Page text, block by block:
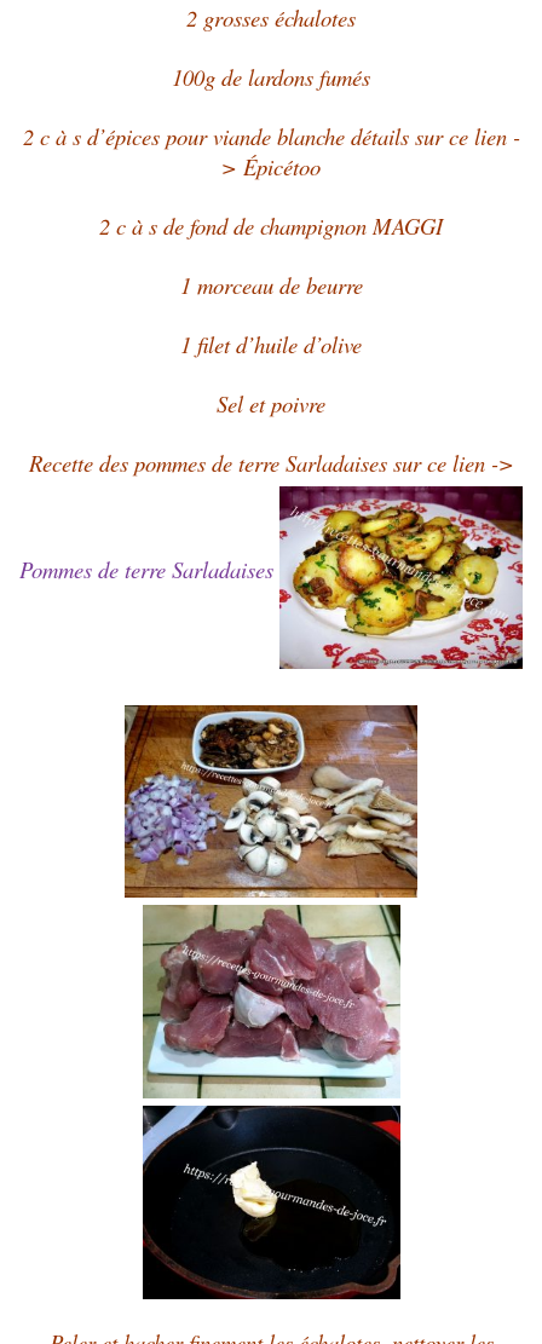
2 grosses échalotes
100g de lardons fumés
2 c à s d’épices pour viande blanche détails sur ce lien -
> Épicétoo
2 c à s de fond de champignon MAGGI
1 morceau de beurre
1 filet d’huile d’olive
Sel et poivre
Recette des pommes de terre Sarladaises sur ce lien ->
Pommes de terre Sarladaises